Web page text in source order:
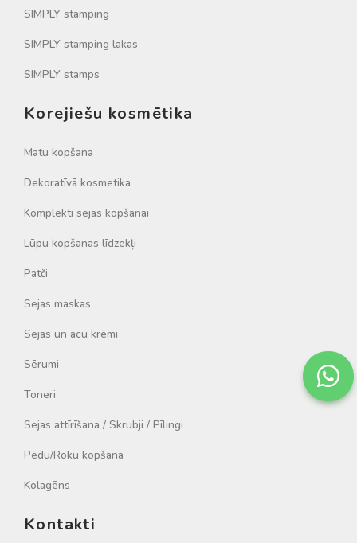
SIMPLY stamping
SIMPLY stamping lakas
SIMPLY stamps
Korejiešu kosmētika
Matu kopšana
Dekoratīvā kosmetika
Komplekti sejas kopšanai
Lūpu kopšanas līdzekļi
Patči
Sejas maskas
Sejas un acu krēmi
Sērumi
Toneri
Sejas attīrīšana / Skrubji / Pīlingi
Pēdu/Roku kopšana
Kolagēns
Kontakti